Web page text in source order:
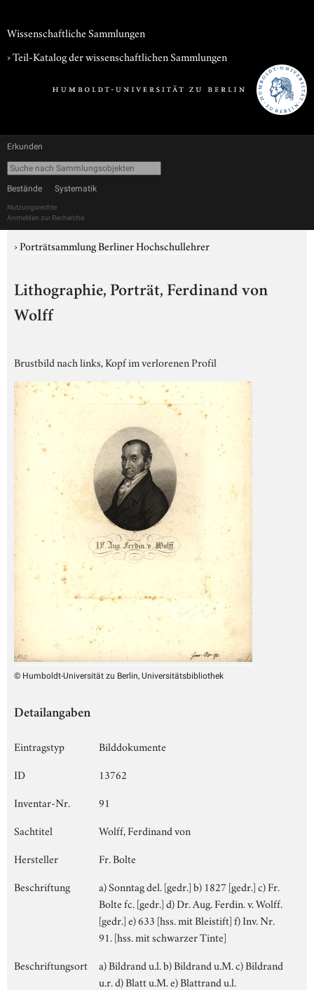
Wissenschaftliche Sammlungen
› Teil-Katalog der wissenschaftlichen Sammlungen
Erkunden
Bestände Systematik
Nutzungsrechte
Anmelden zur Recherche
›Porträtsammlung Berliner Hochschullehrer
Lithographie, Porträt, Ferdinand von
Wolff
Brustbild nach links, Kopf im verlorenen Profil
© Humboldt-Universität zu Berlin, Universitätsbibliothek
Detailangaben
Eintragstyp
Bilddokumente
ID
13762
Inventar-Nr.
91
Sachtitel
Wolff, Ferdinand von
Hersteller
Fr. Bolte
Beschriftung
a) Sonntag del. [gedr.] b) 1827 [gedr.] c) Fr.
Bolte fc. [gedr.] d) Dr. Aug. Ferdin. v. Wolff.
[gedr.] e) 633 [hss. mit Bleistift] f) Inv. Nr.
91. [hss. mit schwarzer Tinte]
Beschriftungsort
a) Bildrand u.l. b) Bildrand u.M. c) Bildrand
u.r. d) Blatt u.M. e) Blattrand u.l.